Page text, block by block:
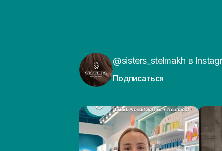
@sisters_stelmakh в
Подписаться